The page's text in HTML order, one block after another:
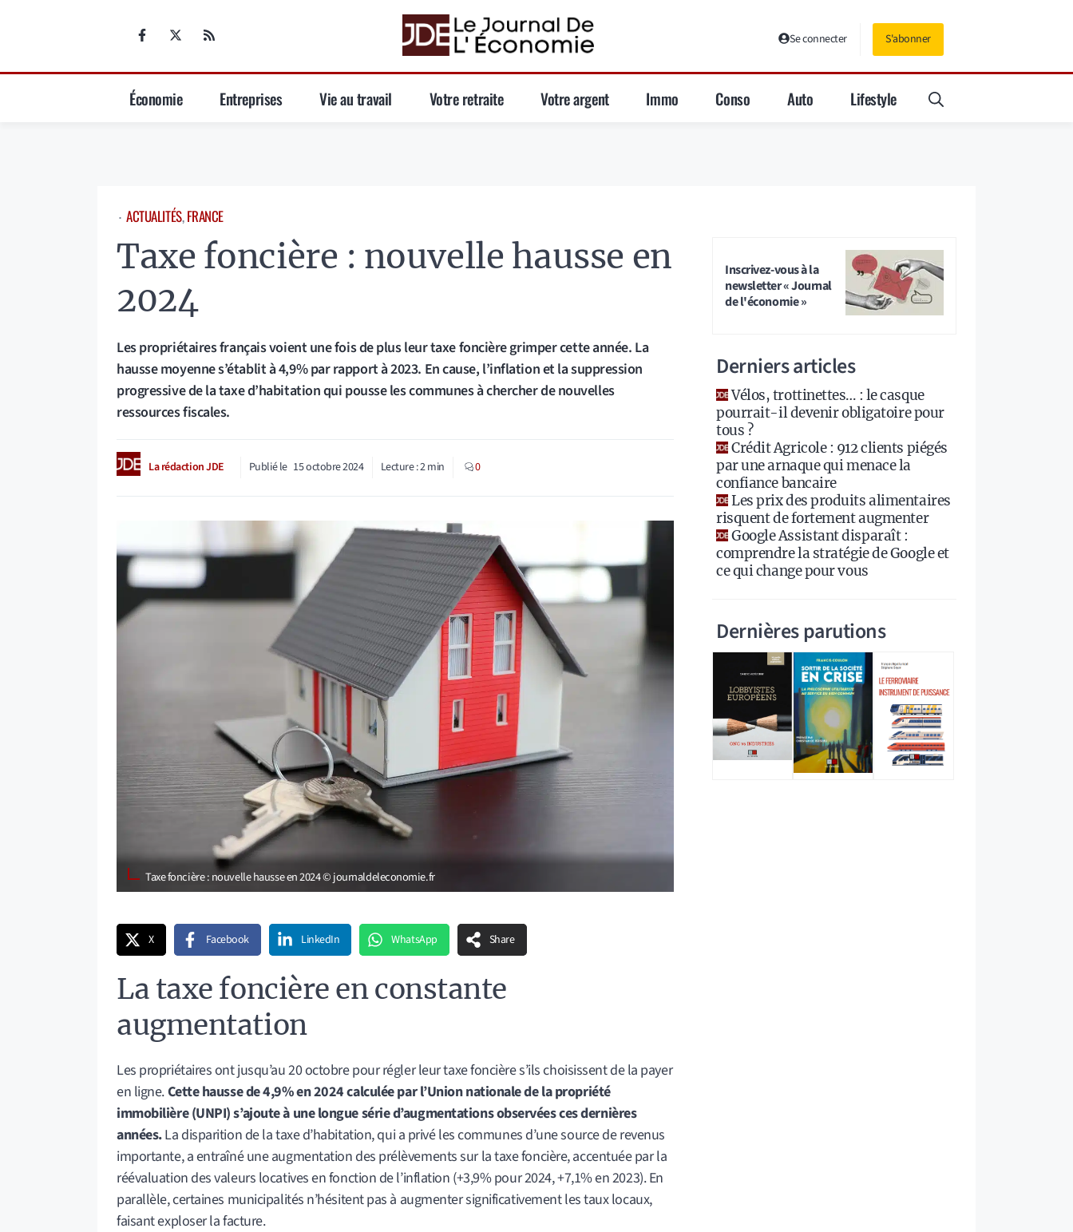
Se connecter S'abonner
Économie Entreprises Vie au travail Votre retraite Votre argent Immo Conso Auto Lifestyle
⋅ ACTUALITÉS, FRANCE
Taxe foncière : nouvelle hausse en
2024
Les propriétaires français voient une fois de plus leur taxe foncière grimper cette année. La
hausse moyenne s’établit à 4,9% par rapport à 2023. En cause, l’inflation et la suppression
progressive de la taxe d’habitation qui pousse les communes à chercher de nouvelles
ressources fiscales.
La rédaction JDE Publié le 15 octobre 2024 Lecture :2min 0
Taxe foncière : nouvelle hausse en 2024 © journaldeleconomie.fr
X Facebook LinkedIn WhatsApp Share
La taxe foncière en constante
augmentation
Les propriétaires ont jusqu’au 20 octobre pour régler leur taxe foncière s’ils choisissent de la payer
en ligne.Cette hausse de 4,9% en 2024 calculée par l’Union nationale de la propriété
immobilière (UNPI) s’ajoute à une longue série d’augmentations observées ces dernières
années.La disparition de la taxe d’habitation, qui a privé les communes d’une source de revenus
importante, a entraîné une augmentation des prélèvements sur la taxe foncière, accentuée par la
réévaluation des valeurs locatives en fonction de l’inflation (+3,9% pour 2024, +7,1% en 2023). En
parallèle, certaines municipalités n’hésitent pas à augmenter significativement les taux locaux,
faisant exploser la facture.
Inscrivez-vous à la
newsletter « Journal
de l'économie »
Derniers articles
Vélos, trottinettes… : le casque
pourrait-il devenir obligatoire pour
tous ?
Crédit Agricole : 912 clients piégés
par une arnaque qui menace la
confiance bancaire
Les prix des produits alimentaires
risquent de fortement augmenter
Google Assistant disparaît :
comprendre la stratégie de Google et
ce qui change pour vous
Dernières parutions